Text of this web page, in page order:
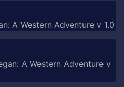
A Western Adventure v 1.0
A Western Adventure v